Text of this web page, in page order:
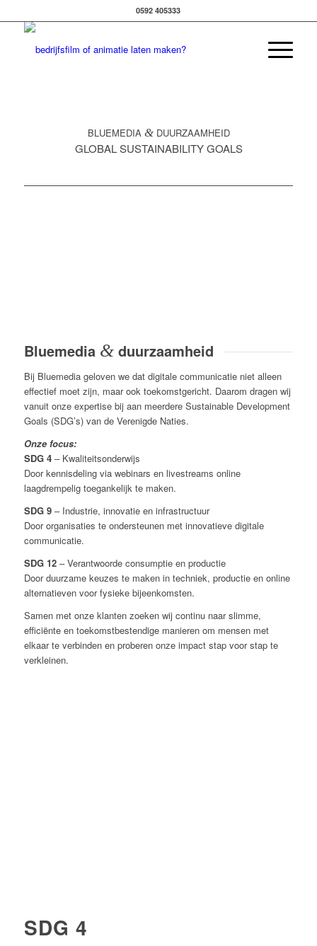
0592 405333
BLUEMEDIA &DUURZAAMHEID
GLOBAL SUSTAINABILITY GOALS
Bluemedia &duurzaamheid
Bij Bluemedia geloven we dat digitale communicatie niet alleen
effectief moet zijn, maar ook toekomstgericht. Daarom dragen wij
vanuit onze expertise bij aan meerdere Sustainable Development
Goals (SDG’s) van de Verenigde Naties.
Onze focus:
SDG 4– Kwaliteitsonderwijs
Door kennisdeling via webinars en livestreams online
laagdrempelig toegankelijk te maken.
SDG 9– Industrie, innovatie en infrastructuur
Door organisaties te ondersteunen met innovatieve digitale
communicatie.
SDG 12– Verantwoorde consumptie en productie
Door duurzame keuzes te maken in techniek, productie en online
alternatieven voor fysieke bijeenkomsten.
Samen met onze klanten zoeken wij continu naar slimme,
efficiënte en toekomstbestendige manieren om mensen met
elkaar te verbinden en proberen onze impact stap voor stap te
verkleinen.
SDG 4